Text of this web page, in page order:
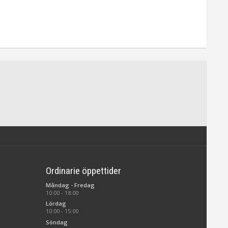
Ordinarie öppettider
Måndag - Fredag
10:00 - 18:00
Lördag
10:00 - 15:00
Söndag